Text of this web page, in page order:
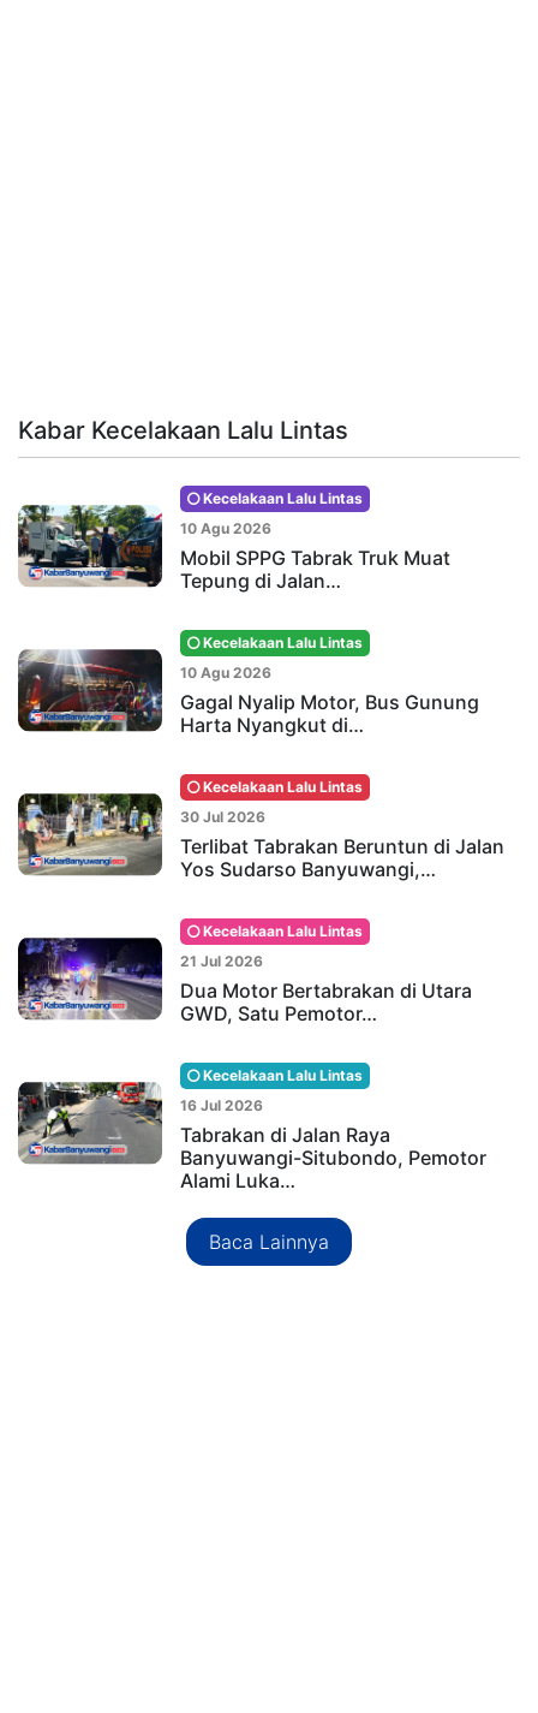
Kabar Kecelakaan Lalu Lintas
Kecelakaan Lalu Lintas
10 Agu 2026
Mobil SPPG Tabrak Truk Muat
Tepung di Jalan…
Kecelakaan Lalu Lintas
10 Agu 2026
Gagal Nyalip Motor, Bus Gunung
Harta Nyangkut di…
Kecelakaan Lalu Lintas
30 Jul 2026
Terlibat Tabrakan Beruntun di Jalan
Yos Sudarso Banyuwangi,…
Kecelakaan Lalu Lintas
21 Jul 2026
Dua Motor Bertabrakan di Utara
GWD, Satu Pemotor…
Kecelakaan Lalu Lintas
16 Jul 2026
Tabrakan di Jalan Raya
Banyuwangi-Situbondo, Pemotor
Alami Luka…
Baca Lainnya